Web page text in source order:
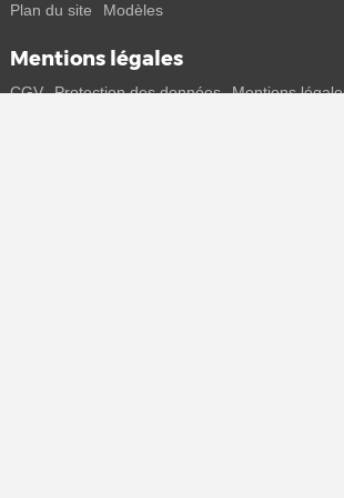
Plan du site
Modèles
Mentions légales
CGV Protection des données Mentions